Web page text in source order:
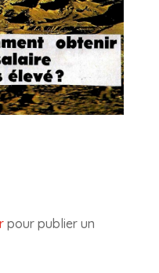
pour publier un